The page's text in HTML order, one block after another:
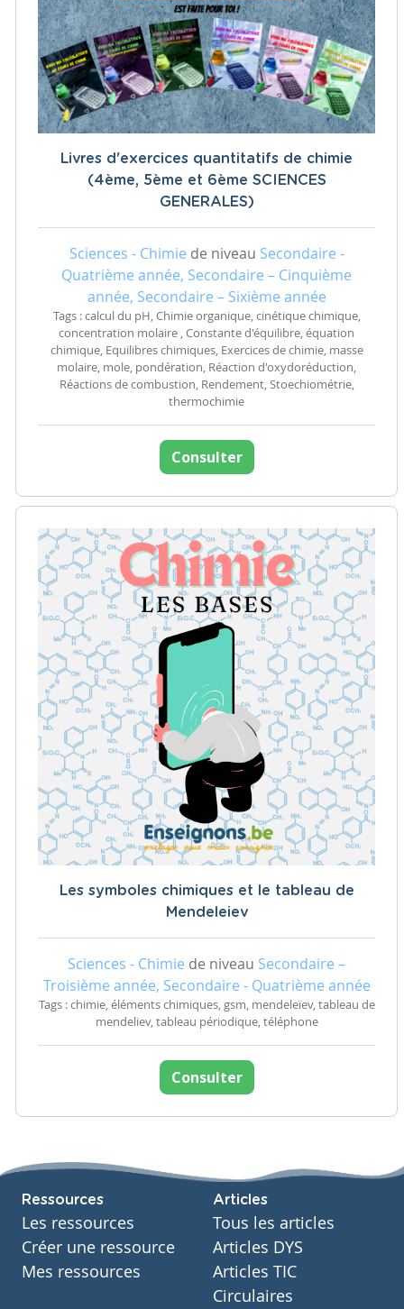
Livres d'exercices quantitatifs de chimie
(4ème, 5ème et 6ème SCIENCES
GENERALES)
Sciences - Chimie de niveau Secondaire -
Quatrième année, Secondaire – Cinquième
année, Secondaire – Sixième année
Tags : calcul du pH, Chimie organique, cinétique chimique,
concentration molaire , Constante d'équilibre, équation
chimique, Equilibres chimiques, Exercices de chimie, masse
molaire, mole, pondération, Réaction d'oxydoréduction,
Réactions de combustion, Rendement, Stoechiométrie,
thermochimie
Consulter
Les symboles chimiques et le tableau de
Mendeleiev
Sciences - Chimie de niveau Secondaire –
Troisième année, Secondaire - Quatrième année
Tags : chimie, éléments chimiques, gsm, mendeleïev, tableau de
mendeliev, tableau périodique, téléphone
Consulter
Ressources
Les ressources
Créer une ressource
Mes ressources
Articles
Tous les articles
Articles DYS
Articles TIC
Circulaires